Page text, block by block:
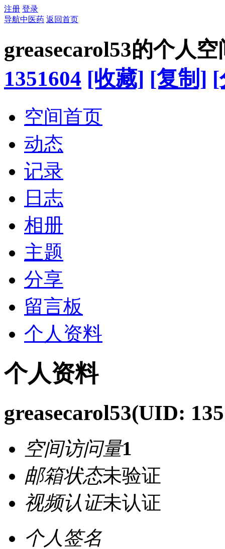
注册 登录
导航中医药 返回首页
greasecarol53的个人空
1351604 [收藏] [复制] [
空间首页
动态
记录
日志
相册
主题
分享
留言板
个人资料
个人资料
greasecarol53(UID:
空间访问量1
邮箱状态未验证
视频认证未认证
个人签名